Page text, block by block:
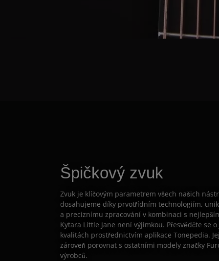
Špičkový zvuk
Zvuk je klíčovým parametrem všech našich
dosahujeme díky prvotřídním technologiím,
a preciznímu zpracování v kombinaci s
Kytara Little Jane není výjimkou. Přesvědčte se
kvalitách prostřednictvím aplikace Tonepedia.
zároveň porovnat s ostatními modely značky
výrobců.